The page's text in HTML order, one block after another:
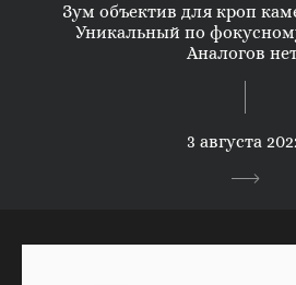
Зум объектив для кроп
Уникальный по
Аналогов
3 августа